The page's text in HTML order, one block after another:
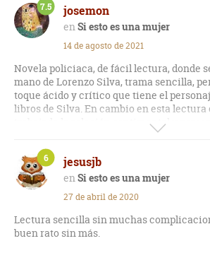
Como curiosidad, hay un breve cameo de
josemon
Si esto es una mujer
7.5
14 de agosto de 2021
Novela policiaca, de fácil lectura, donde
mano de Lorenzo Silva, trama sencilla,
toque ácido y crítico que tiene el
libros de Silva. En cambio en esta lectura
trabajada la relación sentimental y
personajes. Lectura amena y agradable.
jesusjb
Si esto es una mujer
6
27 de abril de 2020
Lectura sencilla sin muchas
buen rato sin más.